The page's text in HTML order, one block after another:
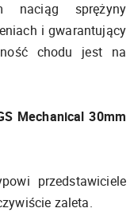
naciąg sprężyny
i gwarantujący
chodu jest na
Mechanical 30mm
przedstawiciele
zaleta.